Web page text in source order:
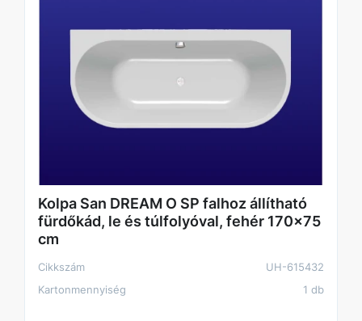
Kolpa San DREAM O SP falhoz állítható
fürdőkád, le és túlfolyóval, fehér 170x75
cm
Cikkszám
UH-615432
Kartonmennyiség
1 db